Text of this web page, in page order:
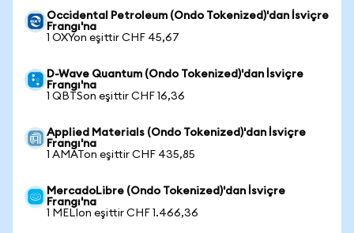
Occidental Petroleum (Ondo Tokenized)'dan İsviçre
Frangı'na
1 OXYon eşittir CHF 45,67
D-Wave Quantum (Ondo Tokenized)'dan İsviçre
Frangı'na
1 QBTSon eşittir CHF 16,36
Applied Materials (Ondo Tokenized)'dan İsviçre
Frangı'na
1 AMATon eşittir CHF 435,85
MercadoLibre (Ondo Tokenized)'dan İsviçre
Frangı'na
1 MELIon eşittir CHF 1.466,36